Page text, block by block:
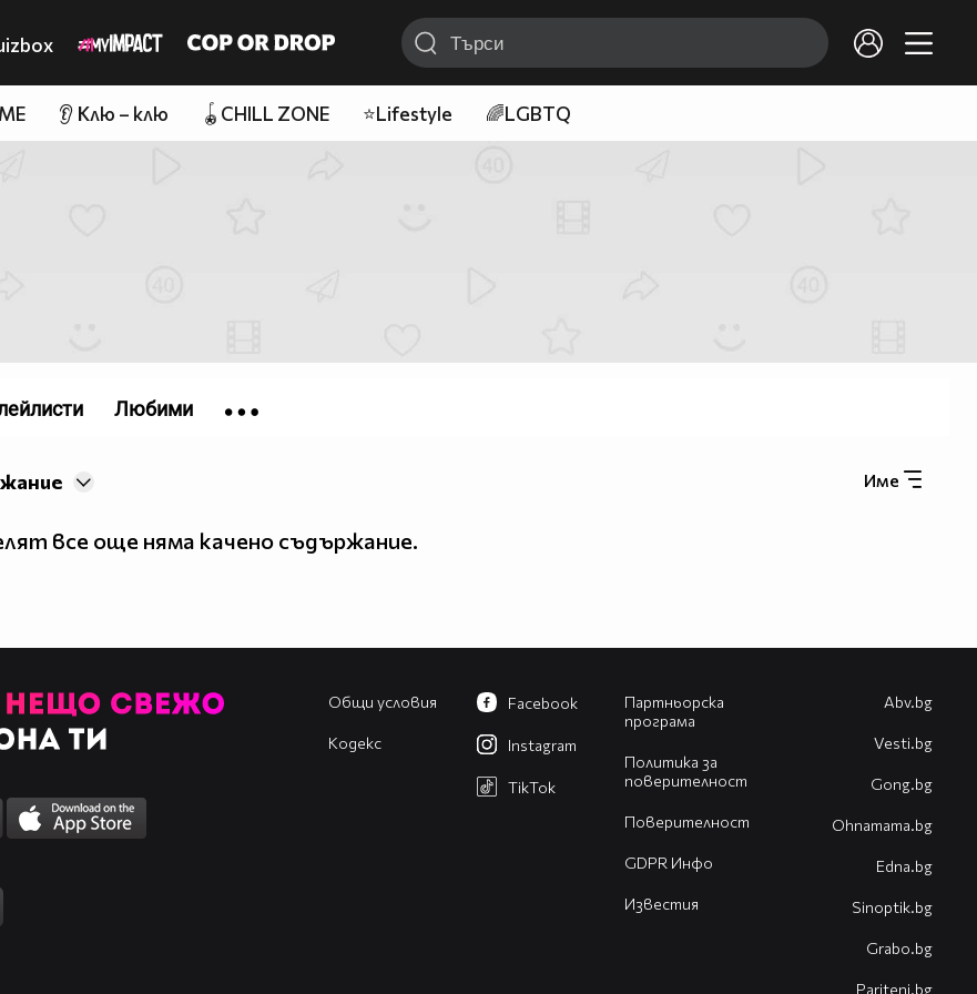
👂 Клю – клю 🪀CHILL ZONE ⭐Lifestyle 🌈LGBTQ
Име
все още няма качено съдържание.
Любими
Общи условия
Кодекс
Партньорска
програма
Политика за
поверителност
Поверителност
GDPR Инфо
Известия
Facebook
Instagram
TikTok
Abv.bg
Vesti.bg
Gong.bg
Оhnamama.bg
Edna.bg
Sinoptik.bg
Grabo.bg
Pariteni.bg